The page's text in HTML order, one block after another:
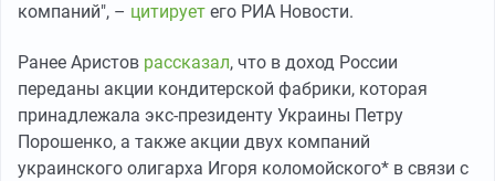
компаний", – цитирует его РИА Новости.
Ранее Аристов рассказал, что в доход России
переданы акции кондитерской фабрики, которая
принадлежала экс-президенту Украины Петру
Порошенко, а также акции двух компаний
украинского олигарха Игоря коломойского* в связи с